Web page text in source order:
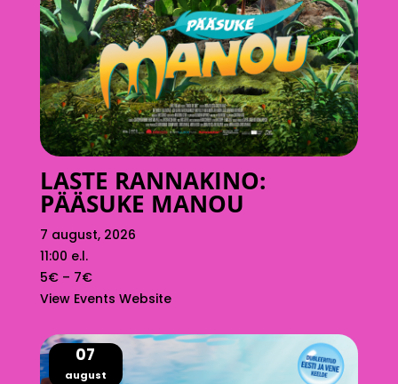
LASTE RANNAKINO:
PÄÄSUKE MANOU
7 august, 2026
11:00 e.l.
5€ – 7€
View Events Website
07
august